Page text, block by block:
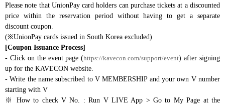
Please note that UnionPay card holders can purchase tickets at a discounted
price within the reservation period without having to get a separate
discount coupon.
(※UnionPay cards issued in South Korea excluded)
[Coupon Issuance Process]
- Click on the event page (https://kavecon.com/support/event) after signing
up for the KAVECON website.
- Write the name subscribed to V MEMBERSHIP and your own V number
starting with V
※
How to check V No. : Run V LIVE App > Go to My Page at the